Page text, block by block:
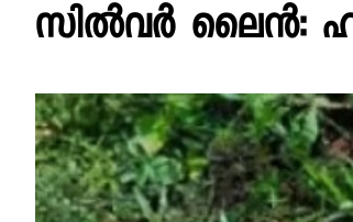
സിൽവർ ലൈൻ: